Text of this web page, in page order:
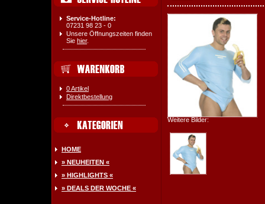
Service-Hotline:
07231 98 23 - 0
Unsere Öffnungszeiten finden
Sie hier.
0 Artikel
Direktbestellung
HOME
» NEUHEITEN «
» HIGHLIGHTS «
» DEALS DER WOCHE «
Weitere Bilder: